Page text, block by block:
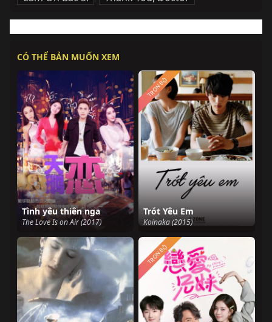
CÓ THỂ BẢN MUỐN XEM
Tình yêu thiên nga
The Love Is on Air (2017)
Trót Yêu Em
Koinaka (2015)
TRỌN BỘ
TRỌN BỘ